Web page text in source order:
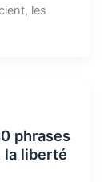
les
phrases
la liberté